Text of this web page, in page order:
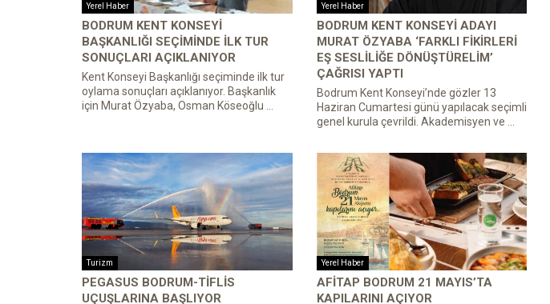
Yerel Haber
BODRUM KENT KONSEYI
BAŞKANLIĞI SEÇIMINDE İLK TUR
SONUÇLARI AÇIKLANIYOR
Kent Konseyi Başkanlığı seçiminde ilk tur
oylama sonuçları açıklanıyor. Başkanlık
için Murat Özyaba, Osman Köseoğlu ...
Yerel Haber
BODRUM KENT KONSEYI ADAYI
MURAT ÖZYABA ‘FARKLI FIKIRLERI
EŞ SESLILIĞE DÖNÜŞTÜRELIM’
ÇAĞRISI YAPTI
Bodrum Kent Konseyi’nde gözler 13
Haziran Cumartesi günü yapılacak seçimli
genel kurula çevrildi. Akademisyen ve ...
Turizm
PEGASUS BODRUM-TIFLIS
UÇUŞLARINA BAŞLIYOR
Yerel Haber
AFITAP BODRUM 21 MAYIS’TA
KAPILARINI AÇIYOR